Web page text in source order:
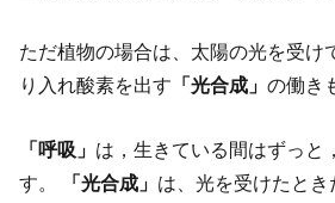
ただ植物の場合は、太陽の光を受け
り入れ酸素を出す 「光合成」の働き
「呼吸」 は，生きている間はずっと
す。
「光合成」 は、光を受けたとき